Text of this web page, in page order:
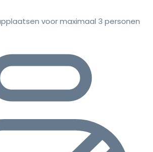
voor maximaal 3 personen